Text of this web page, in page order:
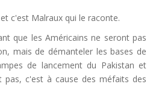
c'est Malraux qui le raconte.
que les Américains ne seront pas
mais de démanteler les bases de
de lancement du Pakistan et
c'est à cause des méfaits des